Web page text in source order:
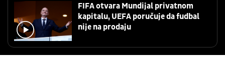
FIFA otvara Mundijal privatnom
kapitalu, UEFA poručuje da fudbal
nije na prodaju